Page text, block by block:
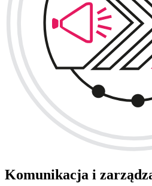
Komunikacja i